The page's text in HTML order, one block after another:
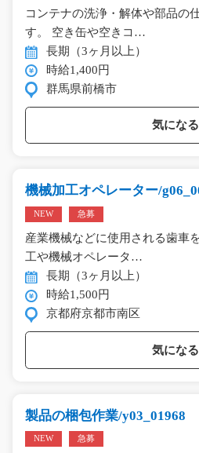
コンテナの洗浄・解体や部品の
す。 空き缶や空きコ…
長期（3ヶ月以上）
時給1,400円
群馬県前橋市
気になる
機械加工オペレーター/
NEW 急募
産業機械などに使用される歯車
工や機械オペレータ…
長期（3ヶ月以上）
時給1,500円
京都府京都市南区
気になる
製品の梱包作業/y03_01968
NEW 急募